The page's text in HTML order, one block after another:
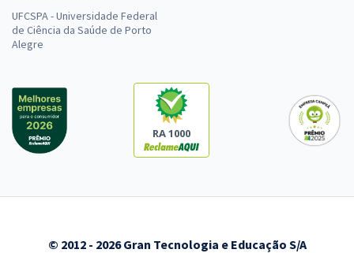
UFCSPA - Universidade Federal
de Ciência da Saúde de Porto
Alegre
RA 1000
© 2012 - 2026 Gran Tecnologia e Educação S/A